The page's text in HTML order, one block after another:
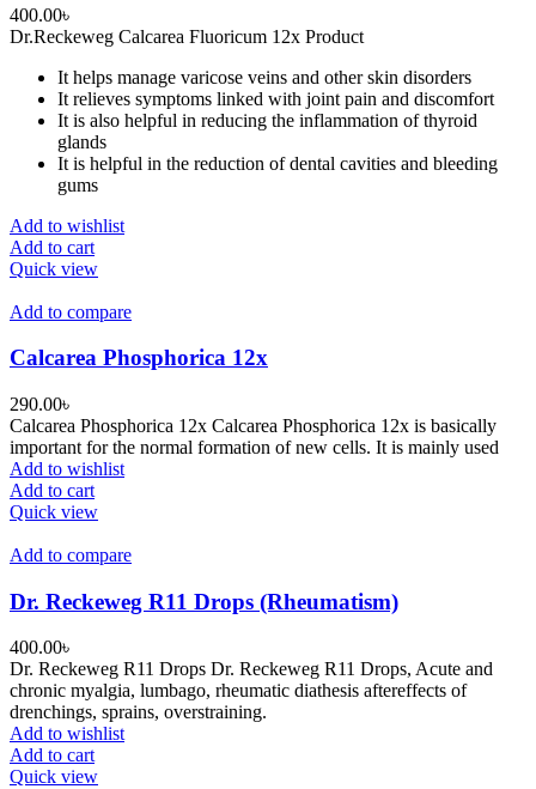
400.00৳
Dr.Reckeweg Calcarea Fluoricum 12x Product
It helps manage varicose veins and other skin disorders
It relieves symptoms linked with joint pain and discomfort
It is also helpful in reducing the inflammation of thyroid
glands
It is helpful in the reduction of dental cavities and bleeding
gums
Add to wishlist
Add to cart
Quick view
Add to compare
Calcarea Phosphorica 12x
290.00৳
Calcarea Phosphorica 12x Calcarea Phosphorica 12x is basically
important for the normal formation of new cells. It is mainly used
Add to wishlist
Add to cart
Quick view
Add to compare
Dr. Reckeweg R11 Drops (Rheumatism)
400.00৳
Dr. Reckeweg R11 Drops Dr. Reckeweg R11 Drops, Acute and
chronic myalgia, lumbago, rheumatic diathesis aftereffects of
drenchings, sprains, overstraining.
Add to wishlist
Add to cart
Quick view